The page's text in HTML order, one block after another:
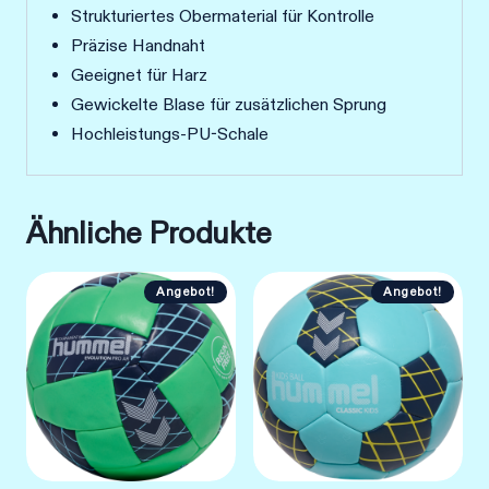
Strukturiertes Obermaterial für Kontrolle
Präzise Handnaht
Geeignet für Harz
Gewickelte Blase für zusätzlichen Sprung
Hochleistungs-PU-Schale
Ähnliche Produkte
Angebot! Angebot!